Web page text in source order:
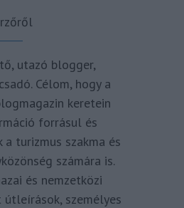
utazó blogger,
Célom, hogy a
keretein
forrásul és
a turizmus szakma és
számára is.
és nemzetközi
útleírások, személyes